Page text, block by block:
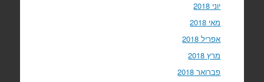
יוני 2018
מאי 2018
אפריל 2018
מרץ 2018
פברואר 2018